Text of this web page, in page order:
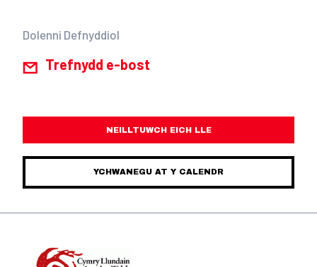
Dolenni Defnyddiol
Trefnydd e-bost
NEILLTUWCH EICH LLE
YCHWANEGU AT Y CALENDR